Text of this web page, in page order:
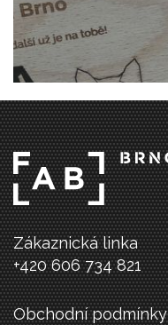
Zákaznická linka
+420 606 734 821
Obchodní podmínky